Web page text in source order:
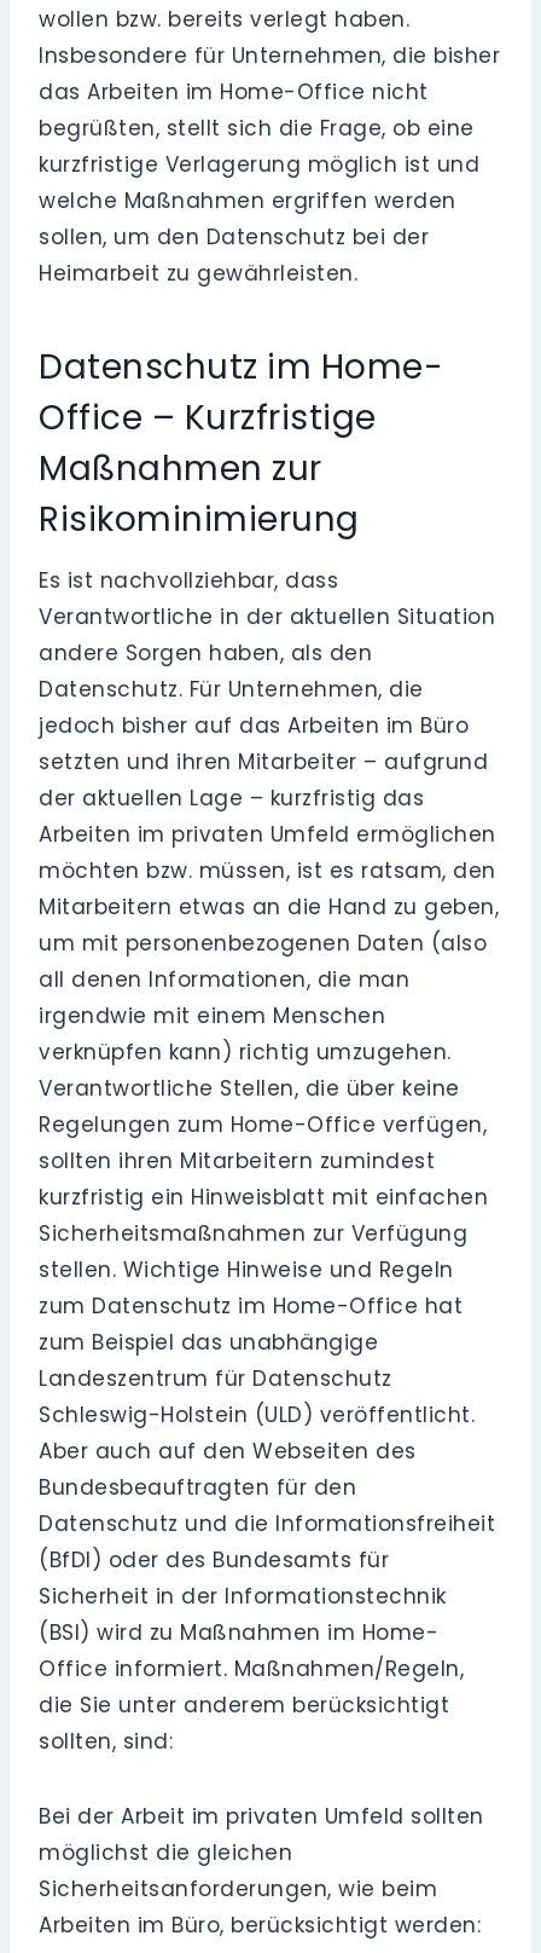
wollen bzw. bereits verlegt haben.
Insbesondere für Unternehmen, die bisher
das Arbeiten im Home-Office nicht
begrüßten, stellt sich die Frage, ob eine
kurzfristige Verlagerung möglich ist und
welche Maßnahmen ergriffen werden
sollen, um den Datenschutz bei der
Heimarbeit zu gewährleisten.
Datenschutz im Home-
Office – Kurzfristige
Maßnahmen zur
Risikominimierung
Es ist nachvollziehbar, dass
Verantwortliche in der aktuellen Situation
andere Sorgen haben, als den
Datenschutz. Für Unternehmen, die
jedoch bisher auf das Arbeiten im Büro
setzten und ihren Mitarbeiter – aufgrund
der aktuellen Lage – kurzfristig das
Arbeiten im privaten Umfeld ermöglichen
möchten bzw. müssen, ist es ratsam, den
Mitarbeitern etwas an die Hand zu geben,
um mit personenbezogenen Daten (also
all denen Informationen, die man
irgendwie mit einem Menschen
verknüpfen kann) richtig umzugehen.
Verantwortliche Stellen, die über keine
Regelungen zum Home-Office verfügen,
sollten ihren Mitarbeitern zumindest
kurzfristig ein Hinweisblatt mit einfachen
Sicherheitsmaßnahmen zur Verfügung
stellen. Wichtige Hinweise und Regeln
zum Datenschutz im Home-Office hat
zum Beispiel das unabhängige
Landeszentrum für Datenschutz
Schleswig-Holstein (ULD) veröffentlicht.
Aber auch auf den Webseiten des
Bundesbeauftragten für den
Datenschutz und die Informationsfreiheit
(BfDI) oder des Bundesamts für
Sicherheit in der Informationstechnik
(BSI) wird zu Maßnahmen im Home-
Office informiert. Maßnahmen/Regeln,
die Sie unter anderem berücksichtigt
sollten, sind:
Bei der Arbeit im privaten Umfeld sollten
möglichst die gleichen
Sicherheitsanforderungen, wie beim
Arbeiten im Büro, berücksichtigt werden: